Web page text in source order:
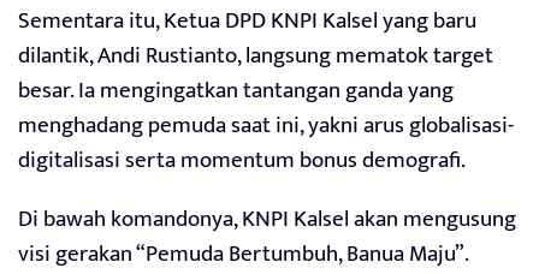
Sementara itu, Ketua DPD KNPI Kalsel yang baru
dilantik, Andi Rustianto, langsung mematok target
besar. Ia mengingatkan tantangan ganda yang
menghadang pemuda saat ini, yakni arus globalisasi-
digitalisasi serta momentum bonus demografi.
Di bawah komandonya, KNPI Kalsel akan mengusung
visi gerakan “Pemuda Bertumbuh, Banua Maju”.